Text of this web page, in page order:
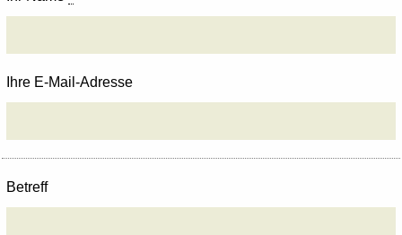
Ihre E-Mail-Adresse
Betreff